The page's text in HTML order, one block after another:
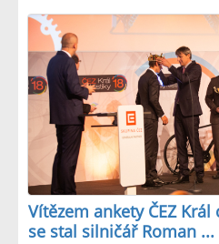
Vítězem ankety ČEZ
se stal silničář Roman ...